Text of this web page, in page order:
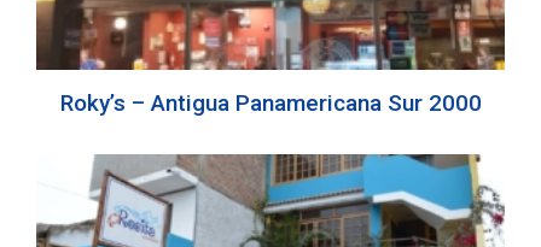
Roky’s – Antigua Panamericana Sur 2000